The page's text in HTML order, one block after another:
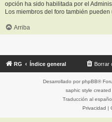
opción ha sido habilitada por el
Los miembros del foro también
Arriba
RG Índice general Borrar
Desarrollado por phpBB®
saphic style created
Traducción al
Privacidad |